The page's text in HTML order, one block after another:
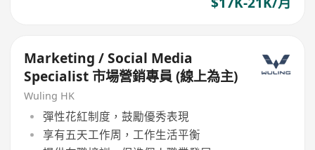
Marketing / Social Media
Specialist 市場營銷專員 (線上為主)
Wuling HK
彈性花紅制度，鼓勵優秀表現
享有五天工作周，工作生活平衡